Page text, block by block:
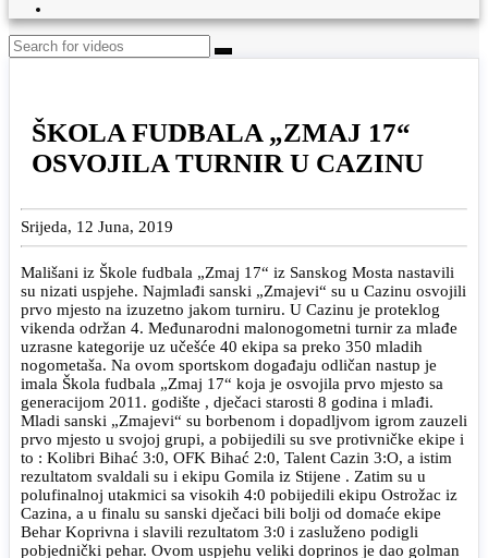
ŠKOLA FUDBALA „ZMAJ 17“
OSVOJILA TURNIR U CAZINU
Srijeda, 12 Juna, 2019
Mališani iz Škole fudbala „Zmaj 17“ iz Sanskog Mosta nastavili
su nizati uspjehe. Najmlađi sanski „Zmajevi“ su u Cazinu osvojili
prvo mjesto na izuzetno jakom turniru. U Cazinu je proteklog
vikenda održan 4. Međunarodni malonogometni turnir za mlađe
uzrasne kategorije uz učešće 40 ekipa sa preko 350 mladih
nogometaša. Na ovom sportskom događaju odličan nastup je
imala Škola fudbala „Zmaj 17“ koja je osvojila prvo mjesto sa
generacijom 2011. godište , dječaci starosti 8 godina i mlađi.
Mladi sanski „Zmajevi“ su borbenom i dopadljvom igrom zauzeli
prvo mjesto u svojoj grupi, a pobijedili su sve protivničke ekipe i
to : Kolibri Bihać 3:0, OFK Bihać 2:0, Talent Cazin 3:O, a istim
rezultatom svaldali su i ekipu Gomila iz Stijene . Zatim su u
polufinalnoj utakmici sa visokih 4:0 pobijedili ekipu Ostrožac iz
Cazina, a u finalu su sanski dječaci bili bolji od domaće ekipe
Behar Koprivna i slavili rezultatom 3:0 i zasluženo podigli
pobjednički pehar. Ovom uspjehu veliki doprinos je dao golman